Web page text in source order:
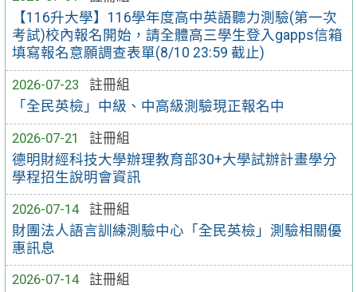
【116升大學】116學年度高中英語聽力測驗(第一次
考試)校內報名開始，請全體高三學生登入gapps信箱
填寫報名意願調查表單(8/10 23:59 截止)
2026-07-23
註冊組
「全民英檢」中級、中高級測驗現正報名中
2026-07-21
註冊組
德明財經科技大學辦理教育部30+大學試辦計畫學分
學程招生說明會資訊
2026-07-14
註冊組
財團法人語言訓練測驗中心「全民英檢」測驗相關優
惠訊息
2026-07-14
註冊組